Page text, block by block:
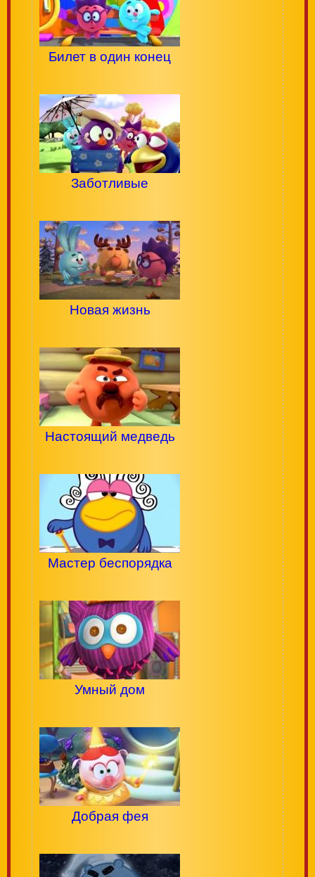
Билет в один конец
Заботливые
Новая жизнь
Настоящий медведь
Мастер беспорядка
Умный дом
Добрая фея